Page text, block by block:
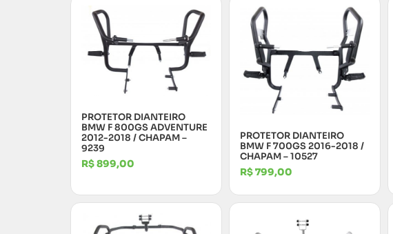
PROTETOR DIANTEIRO
BMW F 800GS ADVENTURE
2012-2018 / CHAPAM –
9239
R$899,00
PROTETOR DIANTEIRO
BMW F 700GS 2016-2018 /
CHAPAM – 10527
R$799,00